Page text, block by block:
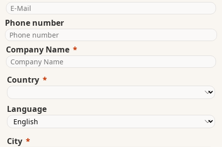
Phone number
Company Name
Country
Language
City